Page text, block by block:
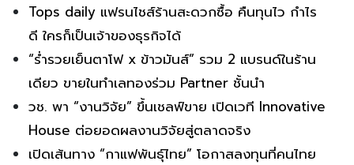
Tops daily แฟรนไชส์ร้านสะดวกซื้อ คืนทุนไว กำไร
ดี ใครก็เป็นเจ้าของธุรกิจได้
“ร่ำรวยเย็นตาโฟ x ข้าวมันส์” รวม 2 แบรนด์ในร้าน
เดียว ขายในทำเลทองร่วม Partner ชั้นนำ
วช. พา “งานวิจัย” ขึ้นเชลฟ์ขาย เปิดเวที Innovative
House ต่อยอดผลงานวิจัยสู่ตลาดจริง
เปิดเส้นทาง “กาแฟพันธุ์ไทย” โอกาสลงทุนที่คนไทย